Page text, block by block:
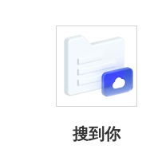
搜到你